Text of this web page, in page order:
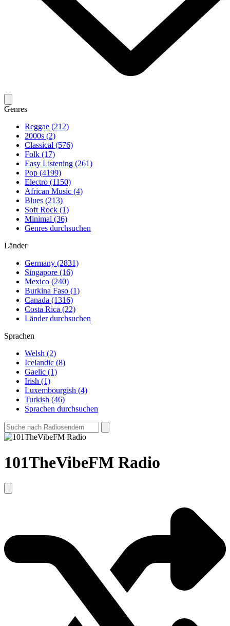
Genres
Reggae (212)
2000s (2)
Classical (576)
Folk (17)
Easy Listening (261)
Pop (4199)
Electro (1150)
African Music (4)
Blues (213)
Soft Rock (1)
Minimal (36)
Genres durchsuchen
Länder
Germany (2831)
Singapore (16)
Mexico (240)
Burkina Faso (1)
Canada (1316)
Costa Rica (22)
Länder durchsuchen
Sprachen
Welsh (2)
Icelandic (8)
Gaelic (1)
Irish (1)
Luxembourgish (4)
Turkish (46)
Sprachen durchsuchen
101TheVibeFM Radio